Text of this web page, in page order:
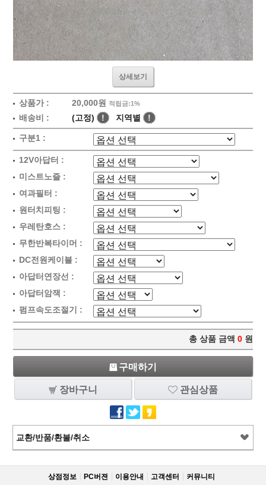
상세보기
상품가 : 20,000원 적립금:1%
배송비 : (고정) ! 지역별 !
구분1 :
12V아답터 :
미스트노즐 :
여과필터 :
원터치피팅 :
우레탄호스 :
무한반복타이머 :
DC전원케이블 :
아답터연장선 :
아답터암잭 :
펌프속도조절기 :
총 상품 금액 0 원
구매하기
장바구니 관심상품
교환/반품/환불/취소
상점정보 PC버젼 이용안내 고객센터 커뮤니티